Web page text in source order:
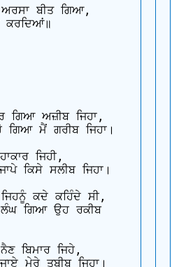
ਬੀਤ ਗਿਆ,
ਗਿਆ ਅਜ਼ੀਬ ਜਿਹਾ,
ਮੈਂ ਗਰੀਬ ਜਿਹਾ।
ਜਿਹੀ,
ਕਿਸੇ ਸਲੀਬ ਜਿਹਾ।
ਕਦੇ ਕਹਿੰਦੇ ਸੀ,
ਗਿਆ ਉਹ ਰਕੀਬ
ਬਿਮਾਰ ਜਿਹੇ,
ਮੇਰੇ ਤਬੀਬ ਜਿਹਾ।